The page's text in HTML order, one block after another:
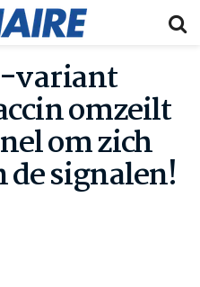
variant
omzeilt
om zich
de signalen!